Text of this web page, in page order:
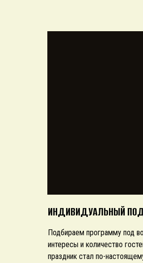
Подбираем программу под
интересы и количество
праздник стал по-
ИНДИВИДУАЛЬНЫЙ